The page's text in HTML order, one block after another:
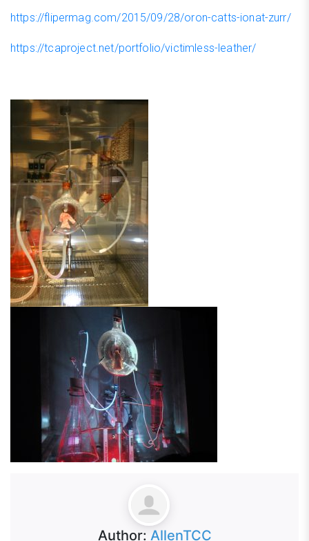
https://flipermag.com/2015/09/28/oron-catts-ionat-zurr/
https://tcaproject.net/portfolio/victimless-leather/
Author: AllenTCC